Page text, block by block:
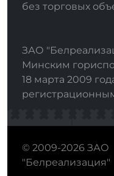
без торговых
ЗАО
Минским
18 марта 2009
© 2009-2026 ЗАО
"Белреализация"